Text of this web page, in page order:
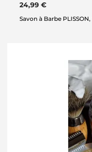
24,99 €
Savon à Barbe